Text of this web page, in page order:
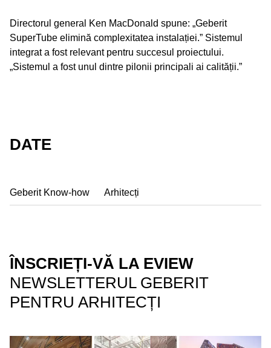
Directorul general Ken MacDonald spune: „Geberit
SuperTube elimină complexitatea instalației.” Sistemul
integrat a fost relevant pentru succesul proiectului.
„Sistemul a fost unul dintre pilonii principali ai calității.”
DATE
Geberit Know-how Arhitecți
ÎNSCRIEȚI-VĂ LA EVIEW
NEWSLETTERUL GEBERIT
PENTRU ARHITECȚI